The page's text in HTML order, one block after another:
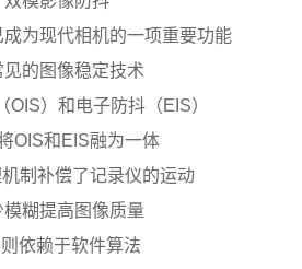
成为现代相机的一项重要功能
见的图像稳定技术
OIS）和电子防抖（EIS）
OIS和EIS融为一体
制补偿了记录仪的运动
模糊提高图像质量
依赖于软件算法